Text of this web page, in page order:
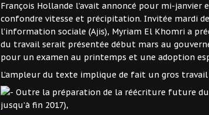
François Hollande l’avait annoncé pour mi-janvier
confondre vitesse et précipitation. Invitée mardi
l’information sociale (Ajis), Myriam El Khomri a
du travail serait présentée début mars au
pour un examen au printemps et une adoption
L’ampleur du texte implique de fait un gros travail
Outre la préparation de la réécriture future du
jusqu’à fin 2017),